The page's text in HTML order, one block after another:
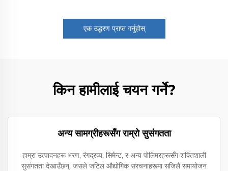
एक उद्धरण प्राप्त गर्नुहोस्
किन हामीलाई चयन गर्ने?
अन्य सामग्रीहरूसँग राम्रो सुसंगतता
हाम्रा उत्पादनहरू भरण, रंगद्रव्य, सिमेन्ट, र अन्य पोलिमरहरूसँग शक्तिशाली
सुसंगतता देखाउँछन्, जसले जटिल औद्योगिक संरचनाहरूमा सजिलै समायोजन